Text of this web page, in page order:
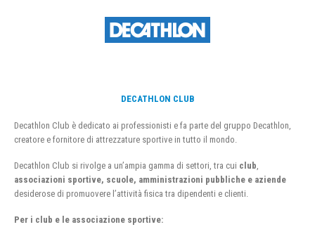
DECATHLON CLUB
Decathlon Club è dedicato ai professionisti e fa parte del gruppo Decathlon,
creatore e fornitore di attrezzature sportive in tutto il mondo.
Decathlon Club si rivolge a un’ampia gamma di settori, tra cui club
associazioni sportive, scuole, amministrazioni pubbliche e aziende
desiderose di promuovere l’attività fisica tra dipendenti e clienti.
Per i club e le associazione sportive: